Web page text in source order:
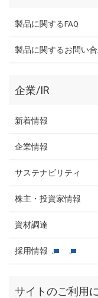
製品に関するFAQ
製品に関するお問い
企業/IR
新着情報
企業情報
サステナビリティ
株主・投資家情報
資材調達
採用情報
サイトのご利用